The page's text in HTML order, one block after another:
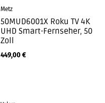
Metz
50MUD6001X Roku TV 4K
UHD Smart-Fernseher, 50
Zoll
449,00€